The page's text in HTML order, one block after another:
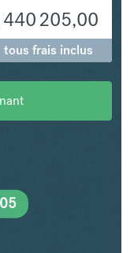
440 205,00
tous frais inclus